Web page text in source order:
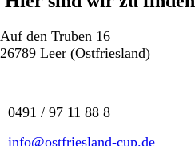
Auf den Truben 16
26789 Leer (Ostfriesland)
0491 / 97 11 88 8
info@ostfriesland-cup.de